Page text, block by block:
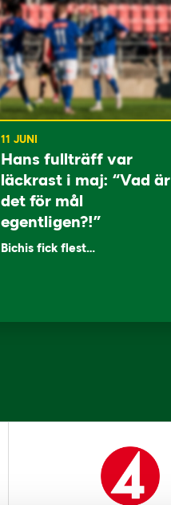
11 JUNI
Hans fullträff var
läckrast i maj: “Vad är
det för mål
egentligen?!”
Bichis fick flest…